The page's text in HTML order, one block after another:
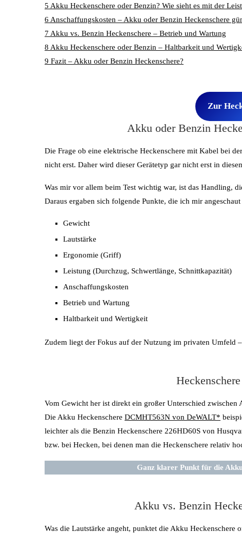
5 Akku Heckenschere oder Benzin? Wie sieht es mit der
6 Anschaffungskosten – Akku oder Benzin Heckenschere
7 Akku vs. Benzin Heckenschere – Betrieb und Wartung
8 Akku Heckenschere oder Benzin – Haltbarkeit und
9 Fazit – Akku oder Benzin Heckenschere?
Zur
Akku oder Benzin
Die Frage ob eine elektrische Heckenschere mit Kabel bei
nicht erst. Daher wird dieser Gerätetyp gar nicht erst in
Was mir vor allem beim Test wichtig war, ist das Handling,
Daraus ergaben sich folgende Punkte, die ich mir angeschaut
Gewicht
Lautstärke
Ergonomie (Griff)
Leistung (Durchzug, Schwertlänge, Schnittkapazität)
Anschaffungskosten
Betrieb und Wartung
Haltbarkeit und Wertigkeit
Zudem liegt der Fokus auf der Nutzung im privaten Umfeld
Vom Gewicht her ist direkt ein großer Unterschied zwischen
Die Akku Heckenschere DCMHT563N von DeWALT*
leichter als die Benzin Heckenschere 226HD60S von
bzw. bei Hecken, bei denen man die Heckenschere relativ
Ganz klarer Punkt für die
Akku vs. Benzin
Was die Lautstärke angeht, punktet die Akku Heckenschere